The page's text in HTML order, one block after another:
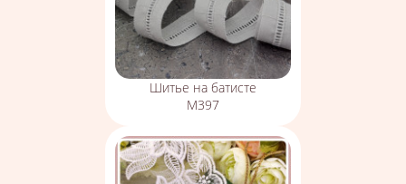
Шитье на батисте
М397